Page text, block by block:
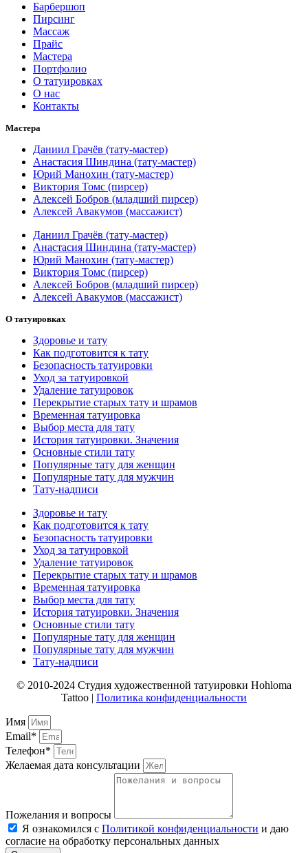
Барбершоп
Пирсинг
Массаж
Прайс
Мастера
Портфолио
О татуировках
О нас
Контакты
Мастера
Даниил Грачёв (тату-мастер)
Анастасия Шиндина (тату-мастер)
Юрий Манохин (тату-мастер)
Виктория Томс (пирсер)
Алексей Бобров (младший пирсер)
Алексей Авакумов (массажист)
Даниил Грачёв (тату-мастер)
Анастасия Шиндина (тату-мастер)
Юрий Манохин (тату-мастер)
Виктория Томс (пирсер)
Алексей Бобров (младший пирсер)
Алексей Авакумов (массажист)
О татуировках
Здоровье и тату
Как подготовится к тату
Безопасность татуировки
Уход за татуировкой
Удаление татуировок
Перекрытие старых тату и шрамов
Временная татуировка
Выбор места для тату
История татуировки. Значения
Основные стили тату
Популярные тату для женщин
Популярные тату для мужчин
Тату-надписи
Здоровье и тату
Как подготовится к тату
Безопасность татуировки
Уход за татуировкой
Удаление татуировок
Перекрытие старых тату и шрамов
Временная татуировка
Выбор места для тату
История татуировки. Значения
Основные стили тату
Популярные тату для женщин
Популярные тату для мужчин
Тату-надписи
© 2010-2024 Студия художественной татуировки Hohloma
Tattoo | Политика конфиденциальности
Имя
Email*
Телефон*
Желаемая дата консультации
Пожелания и вопросы
Я ознакомился с Политикой конфиденциальности и даю
согласие на обработку персональных данных